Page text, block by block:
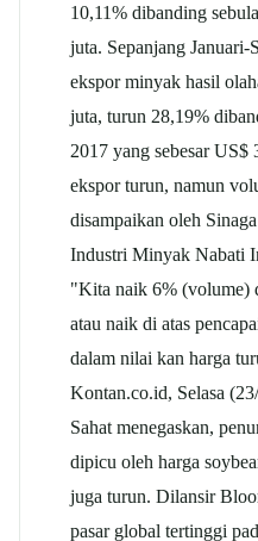
10,11% dibanding
juta. Sepanjang Januari-
ekspor minyak hasil
juta, turun 28,19%
2017 yang sebesar
ekspor turun, namun
disampaikan oleh
Industri Minyak Nabati
"Kita naik 6% (volume)
atau naik di atas
dalam nilai kan harga
Kontan.co.id, Selasa
Sahat menegaskan,
dipicu oleh harga
juga turun. Dilansir
pasar global tertinggi